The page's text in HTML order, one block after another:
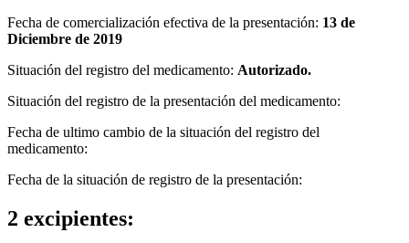
Fecha de comercialización efectiva de la presentación: 13 de
Diciembre de 2019
Situación del registro del medicamento: Autorizado.
Situación del registro de la presentación del medicamento:
Fecha de ultimo cambio de la situación del registro del
medicamento:
Fecha de la situación de registro de la presentación:
2 excipientes: